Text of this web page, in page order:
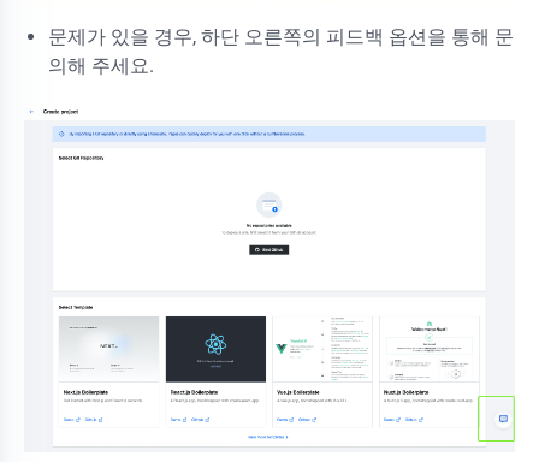
문제가 있을 경우, 하단 오른쪽의 피드백 옵션을 통해 문
의해 주세요.